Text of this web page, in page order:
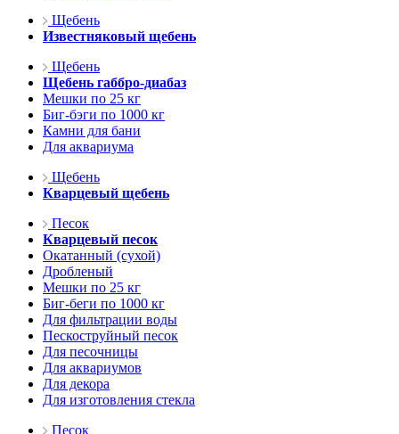
Щебень
Известняковый щебень
Щебень
Щебень габбро-диабаз
Мешки по 25 кг
Биг-бэги по 1000 кг
Камни для бани
Для аквариума
Щебень
Кварцевый щебень
Песок
Кварцевый песок
Окатанный (сухой)
Дробленый
Мешки по 25 кг
Биг-беги по 1000 кг
Для фильтрации воды
Пескоструйный песок
Для песочницы
Для аквариумов
Для декора
Для изготовления стекла
Песок